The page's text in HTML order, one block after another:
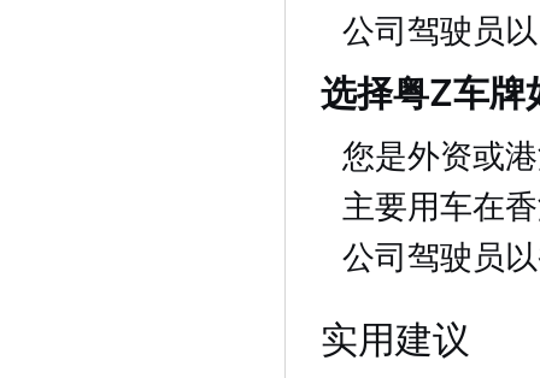
公司驾驶员
选择粤Z车牌
您是外资或
主要用车在
公司驾驶员
实用建议